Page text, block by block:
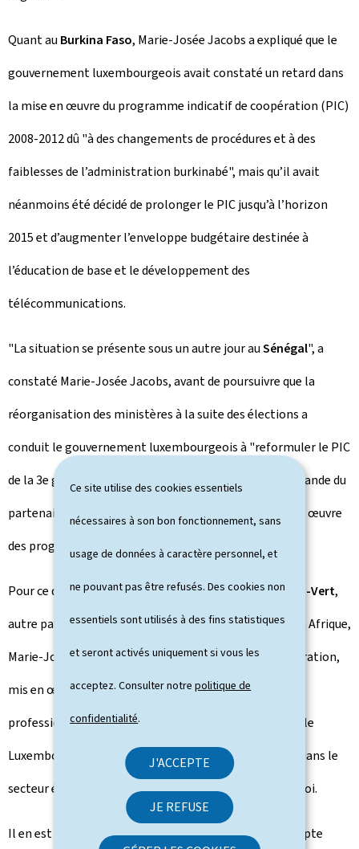
Ce site utilise des cookies essentiels
nécessaires à son bon fonctionnement, sans
usage de données à caractère personnel, et
ne pouvant pas être refusés. Des cookies non
essentiels sont utilisés à des fins statistiques
et seront activés uniquement si vous les
acceptez. Consulter notrepolitique de
confidentialité.
J'ACCEPTE
JE REFUSE
Quant au Burkina Faso, Marie-Josée Jacobs a expliqué que le
gouvernement luxembourgeois avait constaté un retard dans
la mise en œuvre du programme indicatif de coopération (PIC)
2008-2012 dû "à des changements de procédures et à des
faiblesses de l’administration burkinabé", mais qu’il avait
néanmoins été décidé de prolonger le PIC jusqu’à l’horizon
2015 et d’augmenter l’enveloppe budgétaire destinée à
l’éducation de base et le développement des
télécommunications.
"La situation se présente sous un autre jour auSénégal", a
constaté Marie-Josée Jacobs, avant de poursuivre que la
réorganisation des ministères à la suite des élections a
conduit le gouvernement luxembourgeois à "reformuler le PIC
de la 3e génération" sur base d’une implication plus grande du
partenaire au niveau de la formulation et de la mise en œuvre
des programmes.
Pour ce qui est de la coopération bilatérale avec le Cap-Vert,
autre pays cible de la coopération luxembourgeoise en Afrique,
Marie-Josée Jacobs a expliqué que le PIC de la 3e génération,
mis en œuvre depuis 2011, est ciblé sur la qualification
professionnelle des populations. Elle a aussi noté que le
Luxembourg est chef de file des bailleurs au Cap-Vert dans le
secteur éducation, formation professionnelle et emploi.
Il en est de même pour le Laos, où le Luxembourg compte